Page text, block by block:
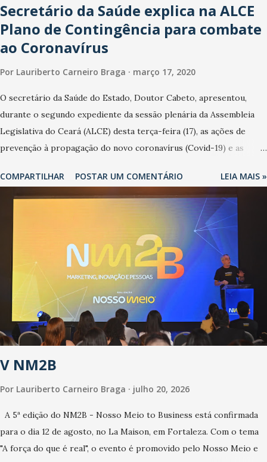
Secretário da Saúde explica na ALCE
Plano de Contingência para combate
ao Coronavírus
Por Lauriberto Carneiro Braga março 17, 2020
O secretário da Saúde do Estado, Doutor Cabeto, apresentou,
durante o segundo expediente da sessão plenária da Assembleia
Legislativa do Ceará (ALCE) desta terça-feira (17), as ações de
prevenção à propagação do novo coronavírus (Covid-19) e as
da pandemia e atendimento aos enfermos. O secretário informou
que o Estado tem desenvolvido um plano de contingência pautado
em formas de reconhecimento da população suspeita e de
cuidados com os ambientes públicos e domiciliares. “Nós não
estamos vivendo uma epidemia comum, como temos em todos os
anos, com aumento de casos de dengue, influenza ou H1N1. Trata-
se de uma epidemia com um vírus diferente, com um poder de
contaminação maior que outros coronavírus”, apontou o
secretário. Segundo ele, é uma epidemia com chance de
contaminação alta, podendo gerar um grande risco à população e
ao sistema de saúde. “Precisamos saber fazer a estratificação do
risco da doença, para não so...
COMPARTILHAR POSTAR UM COMENTÁRIO LEIA MAIS »
V NM2B
Por Lauriberto Carneiro Braga julho 20, 2026
A 5ª edição do NM2B - Nosso Meio to Business está confirmada
para o dia 12 de agosto, no La Maison, em Fortaleza. Com o tema
"A força do que é real", o evento é promovido pelo Nosso Meio e